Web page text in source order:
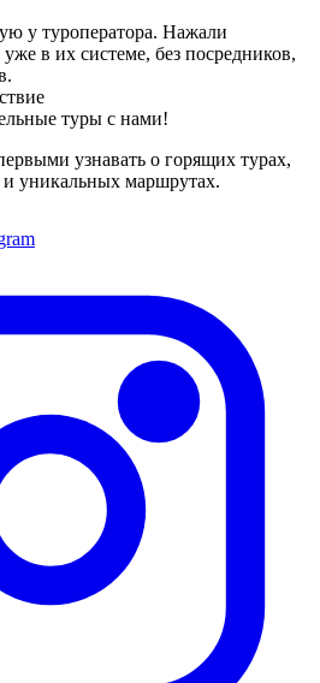
у туроператора. Нажали
в их системе, без посредников,
туры с нами!
узнавать о горящих турах,
уникальных маршрутах.